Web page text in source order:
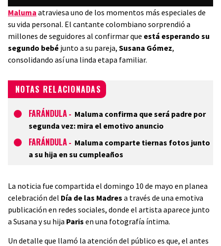
Maluma atraviesa uno de los momentos más especiales de
su vida personal. El cantante colombiano sorprendió a
millones de seguidores al confirmar que está esperando su
segundo bebé junto a su pareja, Susana Gómez,
consolidando así una linda etapa familiar.
NOTAS RELACIONADAS
FARÁNDULA - Maluma confirma que será padre por
segunda vez: mira el emotivo anuncio
FARÁNDULA - Maluma comparte tiernas fotos junto
a su hija en su cumpleaños
La noticia fue compartida el domingo 10 de mayo en planea
celebración del Día de las Madres a través de una emotiva
publicación en redes sociales, donde el artista aparece junto
a Susana y su hija Paris en una fotografía íntima.
Un detalle que llamó la atención del público es que, el antes